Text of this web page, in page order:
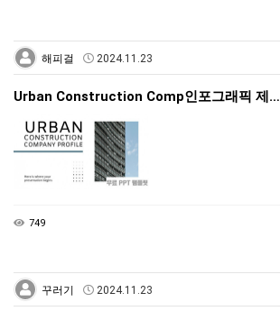
해피걸 2024.11.23
Urban Construction Comp인포그래픽 제…
749
꾸러기 2024.11.23